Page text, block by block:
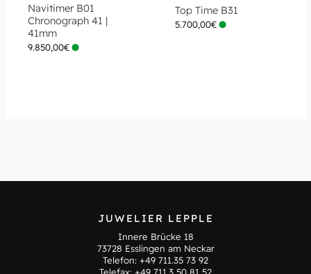
Navitimer B01
Chronograph 41 |
41mm
9.850,00€
Top Time B31
5.700,00€
JUWELIER LEPPLE
Innere Brücke 18
73728 Esslingen am Neckar
Telefon: +49 711.35 73 92